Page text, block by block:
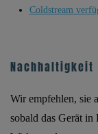
Coldstream
Nachhaltigkeit
Wir empfehlen, sie
sobald das Gerät